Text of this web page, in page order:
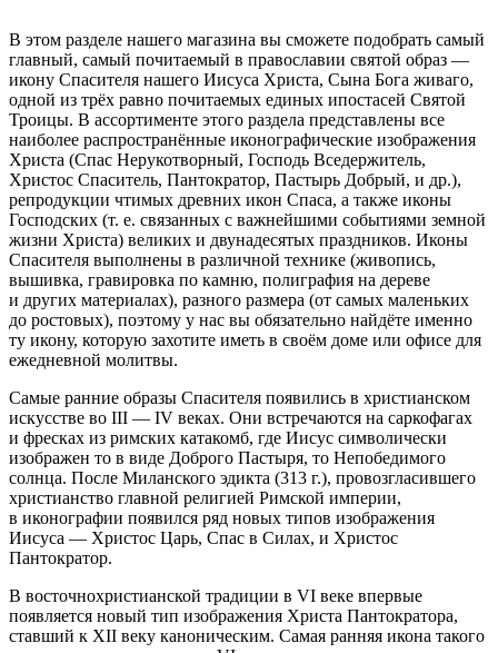
В этом разделе нашего магазина вы сможете подобрать самый
главный, самый почитаемый в православии святой образ —
икону Спасителя нашего Иисуса Христа, Сына Бога живаго,
одной из трёх равно почитаемых единых ипостасей Святой
Троицы. В ассортименте этого раздела представлены все
наиболее распространённые иконографические изображения
Христа (Спас Нерукотворный, Господь Вседержитель,
Христос Спаситель, Пантократор, Пастырь Добрый, и др.),
репродукции чтимых древних икон Спаса, а также иконы
Господских (т. е. связанных с важнейшими событиями земной
жизни Христа) великих и двунадесятых праздников. Иконы
Спасителя выполнены в различной технике (живопись,
вышивка, гравировка по камню, полиграфия на дереве
и других материалах), разного размера (от самых маленьких
до ростовых), поэтому у нас вы обязательно найдёте именно
ту икону, которую захотите иметь в своём доме или офисе для
ежедневной молитвы.
Самые ранние образы Спасителя появились в христианском
искусстве во III — IV веках. Они встречаются на саркофагах
и фресках из римских катакомб, где Иисус символически
изображен то в виде Доброго Пастыря, то Непобедимого
солнца. После Миланского эдикта (313 г.), провозгласившего
христианство главной религией Римской империи,
в иконографии появился ряд новых типов изображения
Иисуса — Христос Царь, Спас в Силах, и Христос
Пантократор.
В восточнохристианской традиции в VI веке впервые
появляется новый тип изображения Христа Пантократора,
ставший к XII веку каноническим. Самая ранняя икона такого